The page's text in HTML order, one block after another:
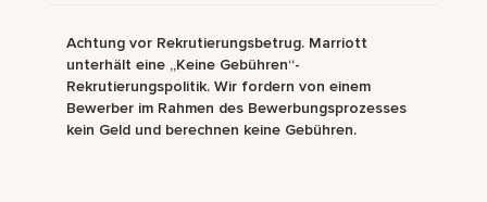
Achtung vor Rekrutierungsbetrug. Marriott
unterhält eine „Keine Gebühren“-
Rekrutierungspolitik. Wir fordern von einem
Bewerber im Rahmen des Bewerbungsprozesses
kein Geld und berechnen keine Gebühren.